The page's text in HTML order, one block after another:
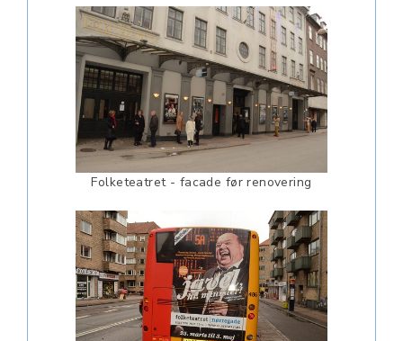
Folketeatret - facade før renovering